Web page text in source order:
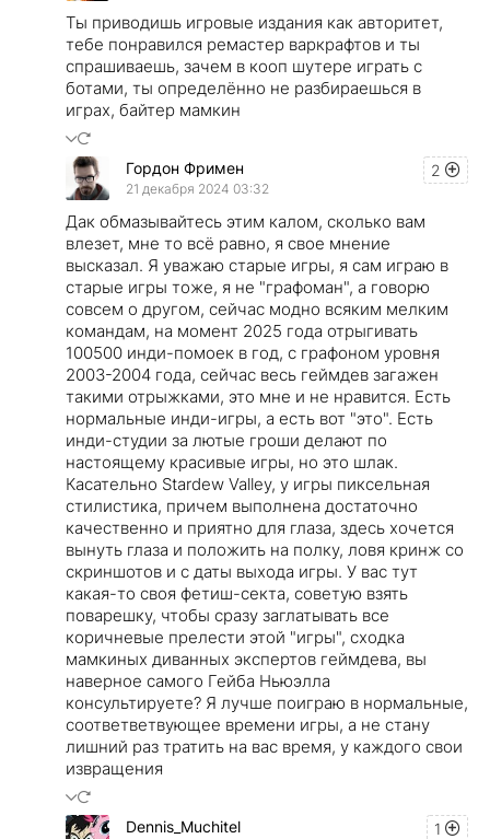
Ты приводишь игровые издания как авторитет,
тебе понравился ремастер варкрафтов и ты
спрашиваешь, зачем в кооп шутере играть с
ботами, ты определённо не разбираешься в
играх, байтер мамкин
2
Гордон Фримен
21 декабря 2024 03:32
Дак обмазывайтесь этим калом, сколько вам
влезет, мне то всё равно, я свое мнение
высказал. Я уважаю старые игры, я сам играю в
старые игры тоже, я не "графоман", а говорю
совсем о другом, сейчас модно всяким мелким
командам, на момент 2025 года отрыгивать
100500 инди-помоек в год, с графоном уровня
2003-2004 года, сейчас весь геймдев загажен
такими отрыжками, это мне и не нравится. Есть
нормальные инди-игры, а есть вот "это". Есть
инди-студии за лютые гроши делают по
настоящему красивые игры, но это шлак.
Касательно Stardew Valley, у игры пиксельная
стилистика, причем выполнена достаточно
качественно и приятно для глаза, здесь хочется
вынуть глаза и положить на полку, ловя кринж со
скриншотов и с даты выхода игры. У вас тут
какая-то своя фетиш-секта, советую взять
поварешку, чтобы сразу заглатывать все
коричневые прелести этой "игры", сходка
мамкиных диванных экспертов геймдева, вы
наверное самого Гейба Ньюэлла
консультируете? Я лучше поиграю в нормальные,
соответветвующее времени игры, а не стану
лишний раз тратить на вас время, у каждого свои
извращения
1
Dennis_Muchitel